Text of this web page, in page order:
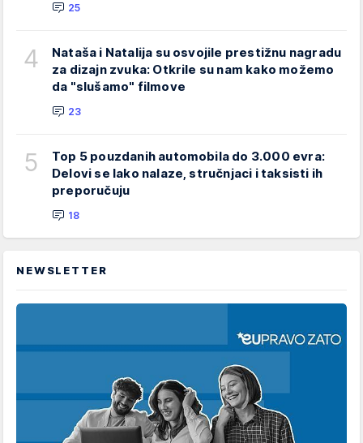
25
4
Nataša i Natalija su osvojile prestižnu nagradu
za dizajn zvuka: Otkrile su nam kako možemo
da "slušamo" filmove
23
5
Top 5 pouzdanih automobila do 3.000 evra:
Delovi se lako nalaze, stručnjaci i taksisti ih
preporučuju
18
NEWSLETTER